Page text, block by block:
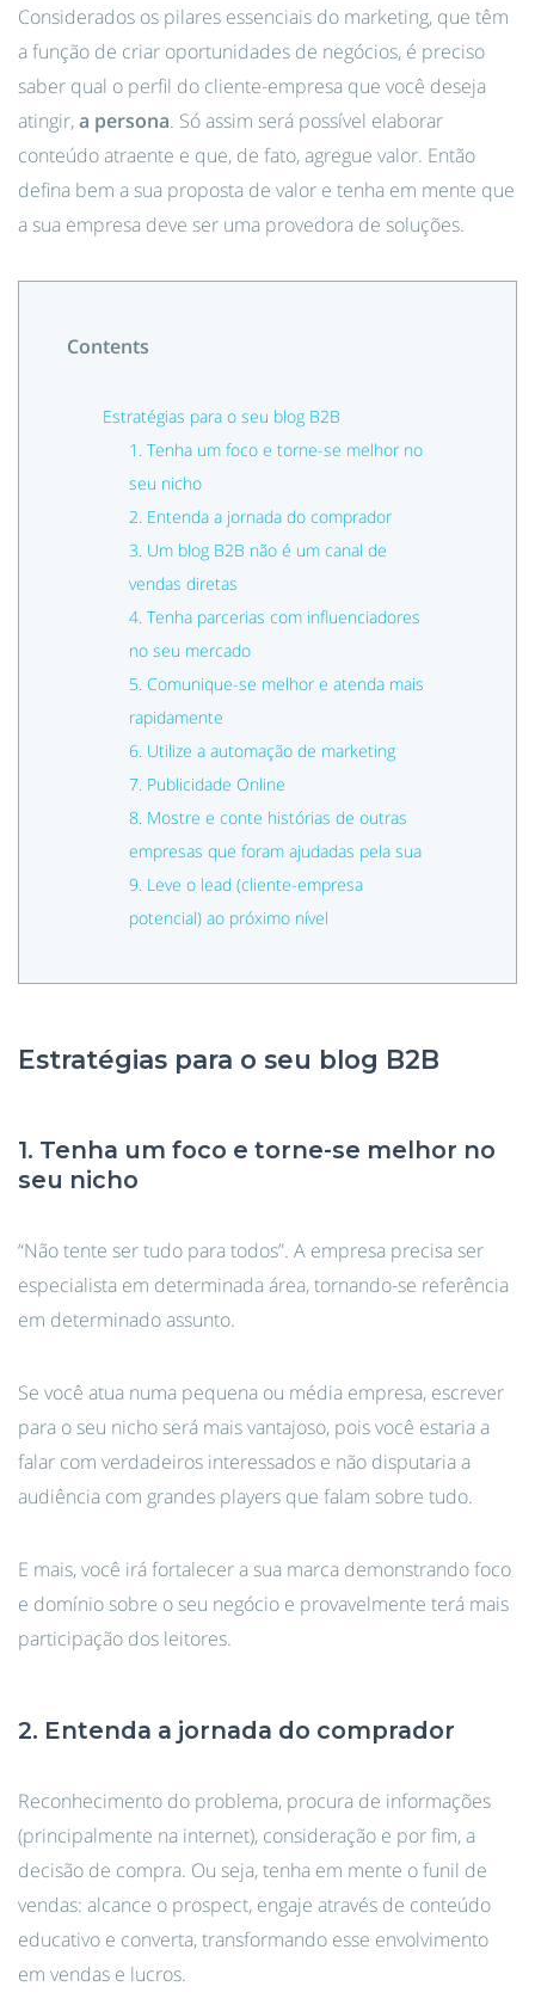
Considerados os pilares essenciais do marketing, que têm
a função de criar oportunidades de negócios, é preciso
saber qual o perfil do cliente-empresa que você deseja
atingir,a persona. Só assim será possível elaborar
conteúdo atraente e que, de fato, agregue valor. Então
defina bem a sua proposta de valor e tenha em mente que
a sua empresa deve ser uma provedora de soluções.
Contents
Estratégias para o seu blog B2B
1. Tenha um foco e torne-se melhor no
seu nicho
2. Entenda a jornada do comprador
3. Um blog B2B não é um canal de
vendas diretas
4. Tenha parcerias com influenciadores
no seu mercado
5. Comunique-se melhor e atenda mais
rapidamente
6. Utilize a automação de marketing
7. Publicidade Online
8. Mostre e conte histórias de outras
empresas que foram ajudadas pela sua
9. Leve o lead (cliente-empresa
potencial) ao próximo nível
Estratégias para o seu blog B2B
1. Tenha um foco e torne-se melhor no
seu nicho
“Não tente ser tudo para todos”. A empresa precisa ser
especialista em determinada área, tornando-se referência
em determinado assunto.
Se você atua numa pequena ou média empresa, escrever
para o seu nicho será mais vantajoso, pois você estaria a
falar com verdadeiros interessados e não disputaria a
audiência com grandes players que falam sobre tudo.
E mais, você irá fortalecer a sua marca demonstrando foco
e domínio sobre o seu negócio e provavelmente terá mais
participação dos leitores.
2. Entenda a jornada do comprador
Reconhecimento do problema, procura de informações
(principalmente na internet), consideração e por fim, a
decisão de compra. Ou seja, tenha em mente o funil de
vendas: alcance o prospect, engaje através de conteúdo
educativo e converta, transformando esse envolvimento
em vendas e lucros.